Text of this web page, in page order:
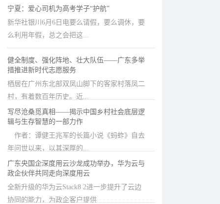
宁夏：爱心司机为高考学子“护航”
新华社银川6月6日电要么请假，要么调休，要
么利用年假，总之会把这...
健全制度、强化阵地、壮大队伍——广东多举
措推进新时代志愿服务
栖居在广州东北部双凤山脚下的客家村落凤二
村，有着数百年历史。近...
写尽沧桑觅真相——揭示中国乡村社会底层逻
辑与生存智慧的一部力作
作者：谭健王兆军的长篇小说《蚂蚱》自去
年问世以来，以其深厚的...
广东央国企深度用云沙龙成功举办，华为云与
政企伙伴共同走向深度用云
全新升级的华为云Stack8 2进一步提升了云边
协同的能力，为政企客户提供